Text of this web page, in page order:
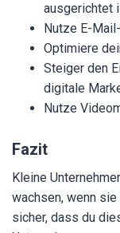
ausgerichtet
Nutze E-
Optimiere
Steiger den
digitale
Nutze
Fazit
Kleine
wachsen, wenn
sicher, dass du